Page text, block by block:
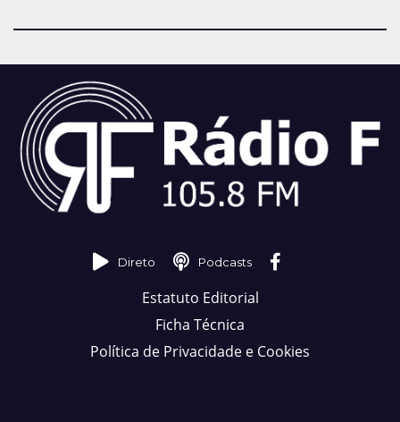
Direto Podcasts
Estatuto Editorial
Ficha Técnica
Política de Privacidade e Cookies